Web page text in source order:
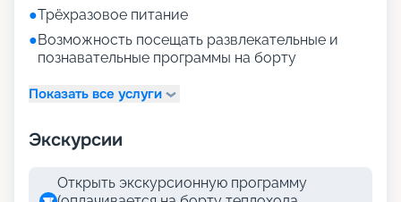
●Трёхразовое питание
●Возможность посещать развлекательные и
познавательные программы на борту
Показать все услуги
Экскурсии
Открыть экскурсионную программу